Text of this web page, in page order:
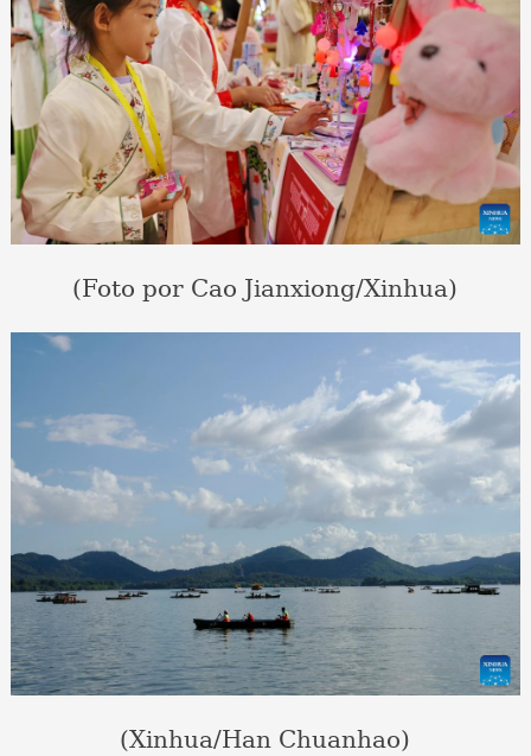
(Foto por Cao Jianxiong/Xinhua)
(Xinhua/Han Chuanhao)